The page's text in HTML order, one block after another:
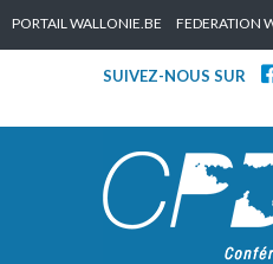
PORTAIL WALLONIE.BE FEDERATION
SUIVEZ-NOUS SUR